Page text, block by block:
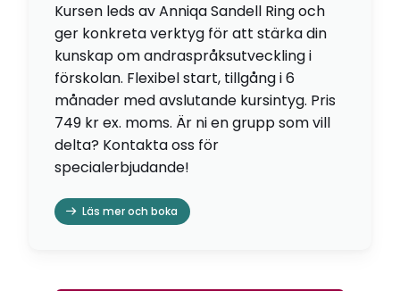
Kursen leds av Anniqa Sandell Ring och
ger konkreta verktyg för att stärka din
kunskap om andraspråksutveckling i
förskolan. Flexibel start, tillgång i 6
månader med avslutande kursintyg. Pris
749 kr ex. moms. Är ni en grupp som vill
delta? Kontakta oss för
specialerbjudande!
Läs mer och boka